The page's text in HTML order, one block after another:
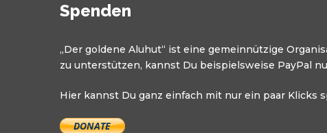
Spenden
„Der goldene Aluhut“ ist eine gemeinnützige
zu unterstützen, kannst Du beispielsweise PayPal
Hier kannst Du ganz einfach mit nur ein paar Klicks